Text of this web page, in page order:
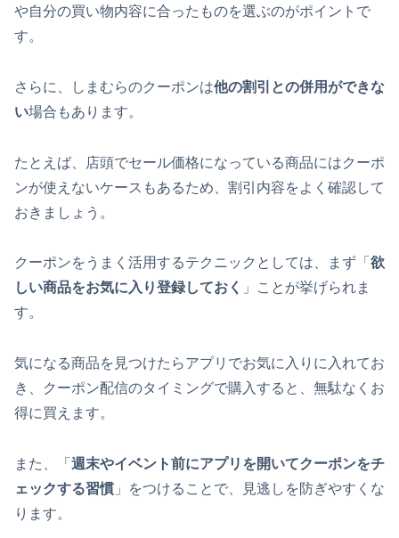
や自分の買い物内容に合ったものを選ぶのがポイントで
す。
さらに、しまむらのクーポンは他の割引との併用ができな
い場合もあります。
たとえば、店頭でセール価格になっている商品にはクーポ
ンが使えないケースもあるため、割引内容をよく確認して
おきましょう。
クーポンをうまく活用するテクニックとしては、まず「 欲
しい商品をお気に入り登録しておく
」ことが挙げられま
す。
気になる商品を見つけたらアプリでお気に入りに入れてお
き、クーポン配信のタイミングで購入すると、無駄なくお
得に買えます。
また、「 週末やイベント前にアプリを開いてクーポンをチ
ェックする習慣 」をつけることで、見逃しを防ぎやすくな
ります。